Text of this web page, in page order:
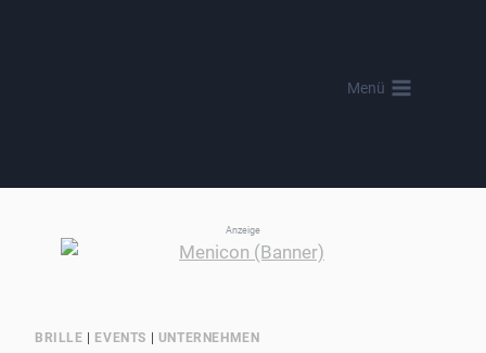
Menü
Anzeige
BRILLE EVENTS UNTERNEHMEN